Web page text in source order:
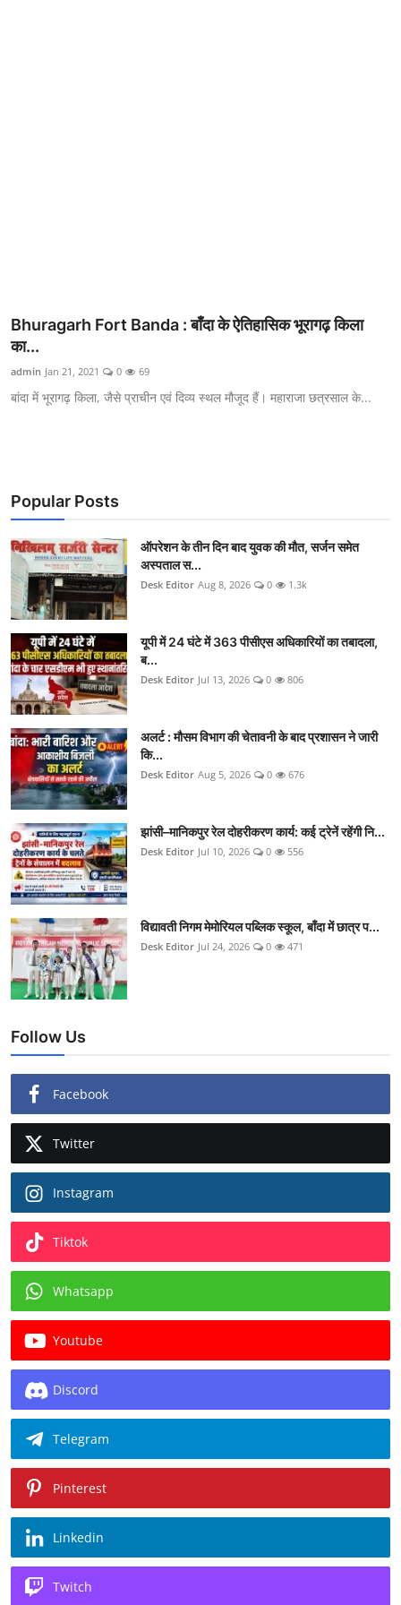
Bhuragarh Fort Banda : बाँदा के ऐतिहासिक भूरागढ़ किला
का...
admin Jan 21, 2021 0 69
बांदा में भूरागढ़ किला, जैसे प्राचीन एवं दिव्य स्थल मौजूद हैं। महाराजा छत्रसाल के...
Popular Posts
ऑपरेशन के तीन दिन बाद युवक की मौत, सर्जन समेत
अस्पताल स...
Desk Editor Aug 8, 2026 0 1.3k
यूपी में 24 घंटे में 363 पीसीएस अधिकारियों का तबादला,
ब...
Desk Editor Jul 13, 2026 0 806
अलर्ट : मौसम विभाग की चेतावनी के बाद प्रशासन ने जारी
कि...
Desk Editor Aug 5, 2026 0 676
झांसी–मानिकपुर रेल दोहरीकरण कार्य: कई ट्रेनें रहेंगी नि...
Desk Editor Jul 10, 2026 0 556
विद्यावती निगम मेमोरियल पब्लिक स्कूल, बाँदा में छात्र प...
Desk Editor Jul 24, 2026 0 471
Follow Us
Facebook
Twitter
Instagram
Tiktok
Whatsapp
Youtube
Discord
Telegram
Pinterest
Linkedin
Twitch